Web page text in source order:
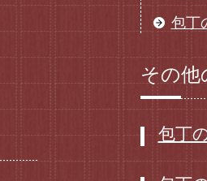
包丁
その他
包丁